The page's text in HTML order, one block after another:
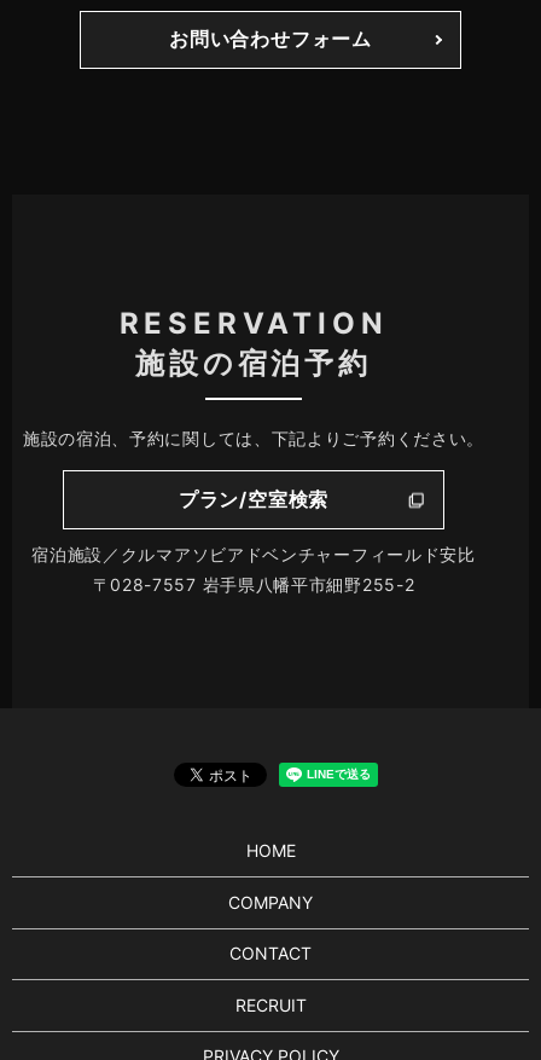
お問い合わせフォーム
RESERVATION
施設の宿泊予約
施設の宿泊、予約に関しては、下記よりご予約ください。
プラン/空室検索
宿泊施設／クルマアソビアドベンチャーフィールド安比
〒028-7557 岩手県八幡平市細野255-2
HOME
COMPANY
CONTACT
RECRUIT